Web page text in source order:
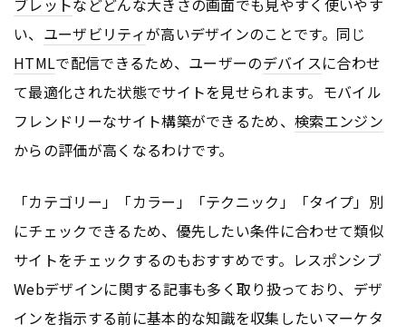
ブレットなどどんな大きさの画面でも見やすく使いやす
い、 ユーザビリティが高いデザインのことです。同じ
HTMLで配信できるため、ユーザーのデバイスに合わせ
て最適化された状態でサイトを見せられます。モバイル
フレンドリーなサイト構築ができるため、検索エンジン
からの評価が高くなるわけです。
「カテゴリー」「カラー」「テクニック」「タイプ」別
にチェックできるため、優先したい条件に合わせて類似
サイトをチェックするのもおすすめです。レスポンシブ
Webデザインに関する記事も多く取り扱っており、デザ
インを指示する前に基本的な知識を収集したいマーケタ